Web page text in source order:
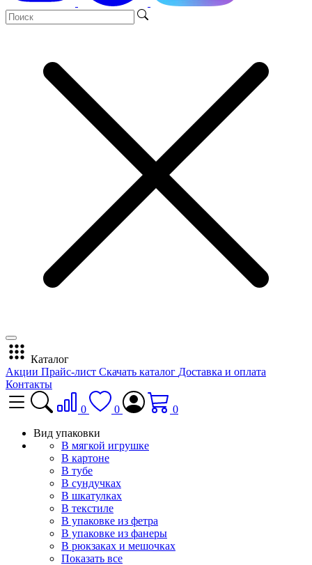
Каталог
Акции Прайс-лист Скачать каталог Доставка и оплата
Контакты
0 0
0
Вид упаковки
В мягкой игрушке
В картоне
В тубе
В сундучках
В шкатулках
В текстиле
В упаковке из фетра
В упаковке из фанеры
В рюкзаках и мешочках
Показать все